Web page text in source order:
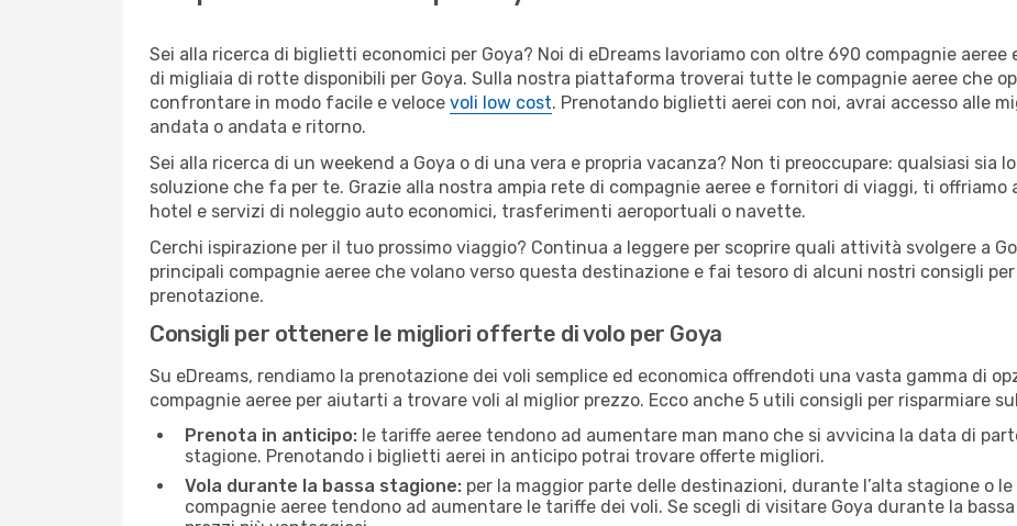
Sei alla ricerca di biglietti economici per Goya? Noi di eDreams lavoriamo con oltre 690 compagnie
di migliaia di rotte disponibili per Goya. Sulla nostra piattaforma troverai tutte le compagnie aeree che
confrontare in modo facile e veloce voli low cost. Prenotando biglietti aerei con noi, avrai accesso alle
andata o andata e ritorno.
Sei alla ricerca di un weekend a Goya o di una vera e propria vacanza? Non ti preoccupare: qualsiasi sia
soluzione che fa per te. Grazie alla nostra ampia rete di compagnie aeree e fornitori di viaggi, ti
hotel e servizi di noleggio auto economici, trasferimenti aeroportuali o navette.
Cerchi ispirazione per il tuo prossimo viaggio? Continua a leggere per scoprire quali attività svolgere a
principali compagnie aeree che volano verso questa destinazione e fai tesoro di alcuni nostri consigli
prenotazione.
Consigli per ottenere le migliori offerte di volo per Goya
Su eDreams, rendiamo la prenotazione dei voli semplice ed economica offrendoti una vasta gamma di
compagnie aeree per aiutarti a trovare voli al miglior prezzo. Ecco anche 5 utili consigli per risparmiare
Prenota in anticipo: le tariffe aeree tendono ad aumentare man mano che si avvicina la data di
stagione. Prenotando i biglietti aerei in anticipo potrai trovare offerte migliori.
Vola durante la bassa stagione: per la maggior parte delle destinazioni, durante l’alta stagione o
compagnie aeree tendono ad aumentare le tariffe dei voli. Se scegli di visitare Goya durante la